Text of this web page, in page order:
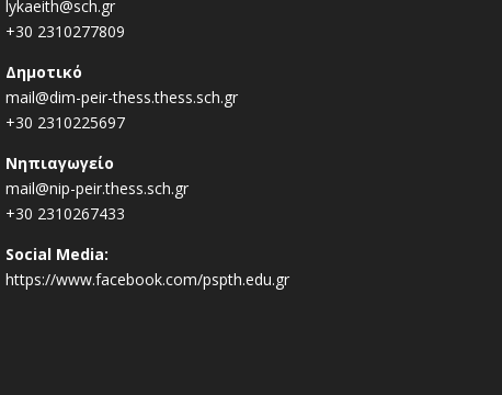
lykaeith@sch.gr
+30 2310277809
Δημοτικό
mail@dim-peir-thess.thess.sch.gr
+30 2310225697
Νηπιαγωγείο
mail@nip-peir.thess.sch.gr
+30 2310267433
Social Media:
https://www.facebook.com/pspth.edu.gr